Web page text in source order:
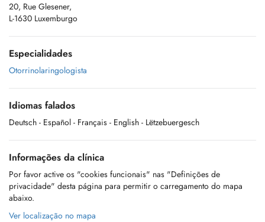
20, Rue Glesener,
L-1630 Luxemburgo
Especialidades
Otorrinolaringologista
Idiomas falados
Deutsch - Español - Français - English - Lëtzebuergesch
Informações da clínica
Por favor active os "cookies funcionais" nas "Definições de
privacidade" desta página para permitir o carregamento do mapa
abaixo.
Ver localização no mapa